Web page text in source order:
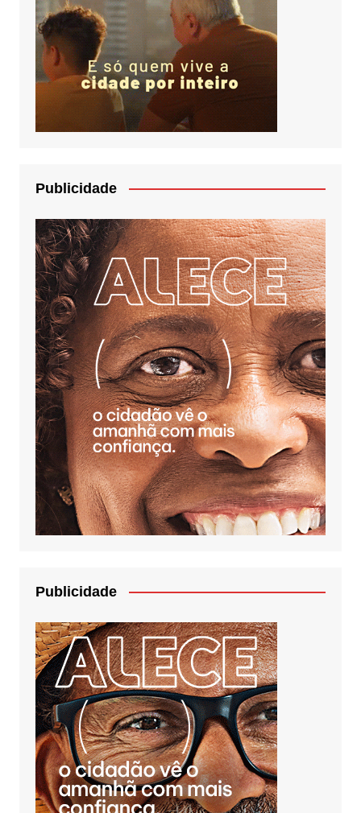
Publicidade
Publicidade